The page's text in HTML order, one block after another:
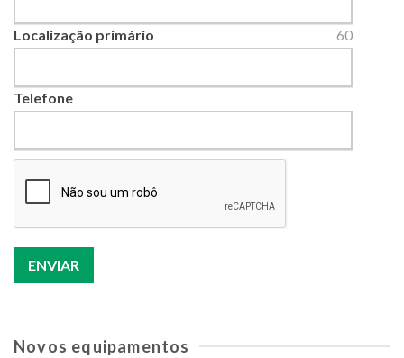
60
Localização primário
Telefone
Novos equipamentos